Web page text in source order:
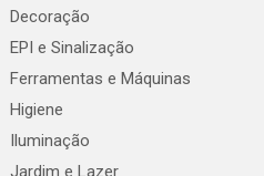
Decoração
EPI e Sinalização
Ferramentas e Máquinas
Higiene
Iluminação
Jardim e Lazer